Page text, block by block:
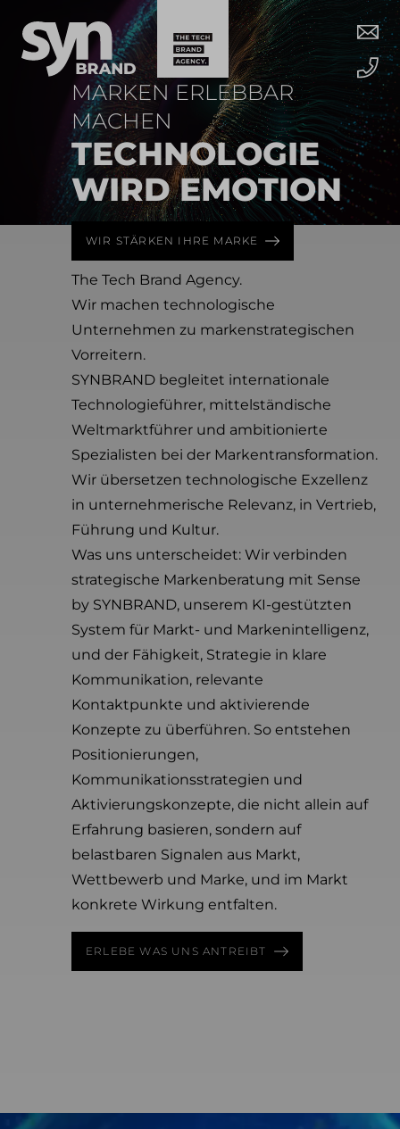
MARKEN ERLEBBAR
MACHEN
TECHNO­LOGIE
WIRD EMOTION
WIR STÄRKEN IHRE MARKE
The Tech Brand Agency.
Wir machen technologische
Unternehmen zu markenstrategischen
Vorreitern.
SYNBRAND begleitet internationale
Technologieführer, mittelständische
Weltmarktführer und ambitionierte
Spezialisten bei der Markentransformation.
Wir übersetzen technologische Exzellenz
in unternehmerische Relevanz, in Vertrieb,
Führung und Kultur.
Was uns unterscheidet: Wir verbinden
strategische Markenberatung mit Sense
by SYNBRAND, unserem KI-gestützten
System für Markt- und Markenintelligenz,
und der Fähigkeit, Strategie in klare
Kommunikation, relevante
Kontaktpunkte und aktivierende
Konzepte zu überführen. So entstehen
Positionierungen,
Kommunikationsstrategien und
Aktivierungskonzepte, die nicht allein auf
Erfahrung basieren, sondern auf
belastbaren Signalen aus Markt,
Wettbewerb und Marke, und im Markt
konkrete Wirkung entfalten.
ERLEBE WAS UNS ANTREIBT